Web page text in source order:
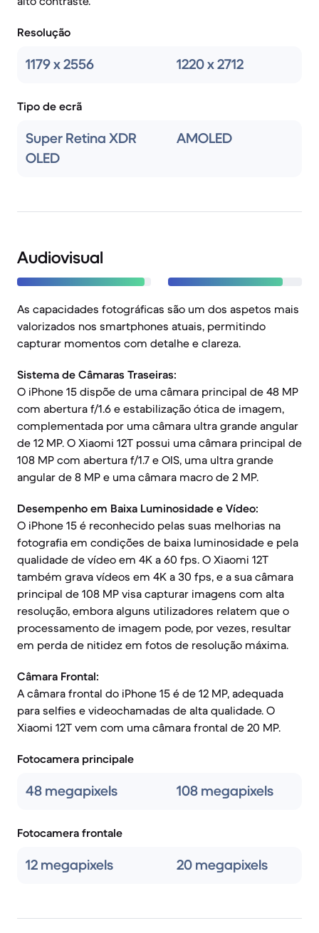
Resolução
1179 x 2556 1220 x 2712
Tipo de ecrã
Super Retina XDR
OLED
AMOLED
Audiovisual
As capacidades fotográficas são um dos aspetos mais
valorizados nos smartphones atuais, permitindo
capturar momentos com detalhe e clareza.
Sistema de Câmaras Traseiras:
O iPhone 15 dispõe de uma câmara principal de 48 MP
com abertura f/1.6 e estabilização ótica de imagem,
complementada por uma câmara ultra grande angular
de 12 MP. O Xiaomi 12T possui uma câmara principal de
108 MP com abertura f/1.7 e OIS, uma ultra grande
angular de 8 MP e uma câmara macro de 2 MP.
Desempenho em Baixa Luminosidade e Vídeo:
O iPhone 15 é reconhecido pelas suas melhorias na
fotografia em condições de baixa luminosidade e pela
qualidade de vídeo em 4K a 60 fps. O Xiaomi 12T
também grava vídeos em 4K a 30 fps, e a sua câmara
principal de 108 MP visa capturar imagens com alta
resolução, embora alguns utilizadores relatem que o
processamento de imagem pode, por vezes, resultar
em perda de nitidez em fotos de resolução máxima.
Câmara Frontal:
A câmara frontal do iPhone 15 é de 12 MP, adequada
para selfies e videochamadas de alta qualidade. O
Xiaomi 12T vem com uma câmara frontal de 20 MP.
Fotocamera principale
48 megapixels 108 megapixels
Fotocamera frontale
12 megapixels 20 megapixels